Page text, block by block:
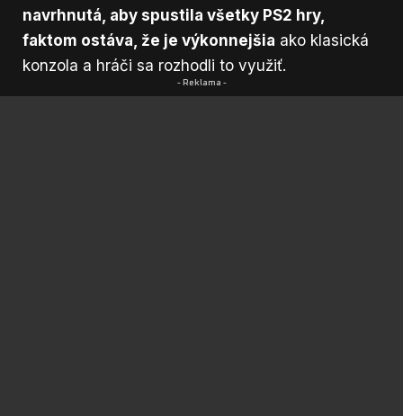
navrhnutá, aby spustila všetky PS2 hry,
faktom ostáva, že je výkonnejšia ako klasická
konzola a hráči sa rozhodli to využiť.
- Reklama -